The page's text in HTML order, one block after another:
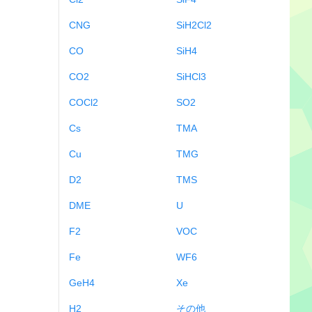
CNG
CO
CO2
COCl2
Cs
Cu
D2
DME
F2
Fe
GeH4
H2
SiH2Cl2
SiH4
SiHCl3
SO2
TMA
TMG
TMS
U
VOC
WF6
Xe
その他